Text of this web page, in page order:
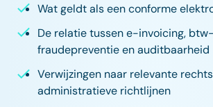
Wat geldt als een conforme
De relatie tussen e-invoicing,
fraudepreventie en auditbaarheid
Verwijzingen naar relevante
administratieve richtlijnen